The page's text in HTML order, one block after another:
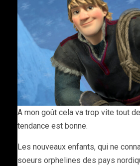
A mon goût cela va trop vite tout
tendance est bonne.
Les nouveaux enfants, qui ne
soeurs orphelines des pays